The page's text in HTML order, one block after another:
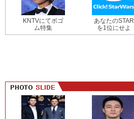
KNTVにてボゴ
ム特集
あなたのSTAR
を1位にせよ